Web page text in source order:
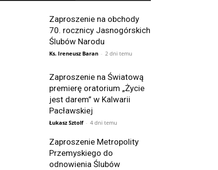
Zaproszenie na obchody
70. rocznicy Jasnogórskich
Ślubów Narodu
Ks. Ireneusz Baran - 2 dni temu
Zaproszenie na Światową
premierę oratorium „Życie
jest darem” w Kalwarii
Pacławskiej
Łukasz Sztolf - 4 dni temu
Zaproszenie Metropolity
Przemyskiego do
odnowienia Ślubów